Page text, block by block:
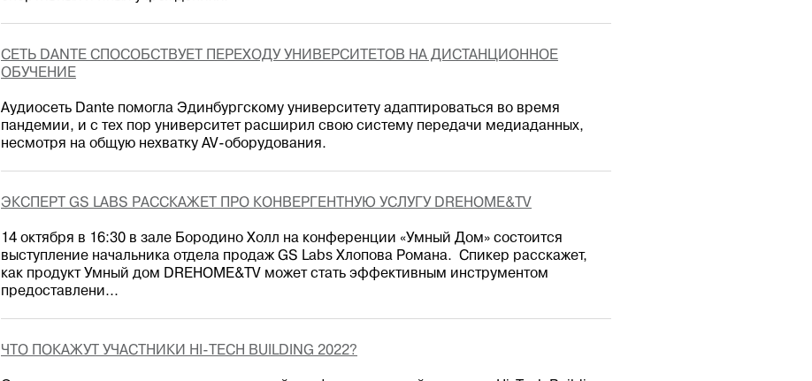
СЕТЬ DANTE СПОСОБСТВУЕТ ПЕРЕХОДУ УНИВЕРСИТЕТОВ НА ДИСТАНЦИОННОЕ
ОБУЧЕНИЕ
Аудиосеть Dante помогла Эдинбургскому университету адаптироваться во время
пандемии, и с тех пор университет расширил свою систему передачи медиаданных,
несмотря на общую нехватку AV-оборудования.
ЭКСПЕРТ GS LABS РАССКАЖЕТ ПРО КОНВЕРГЕНТНУЮ УСЛУГУ DREHOME&TV
14 октября в 16:30 в зале Бородино Холл на конференции «Умный Дом» состоится
выступление начальника отдела продаж GS Labs Хлопова Романа. Спикер расскажет,
как продукт Умный дом DREHOME&TV может стать эффективным инструментом
предоставлени...
ЧТО ПОКАЖУТ УЧАСТНИКИ HI-TECH BUILDING 2022?